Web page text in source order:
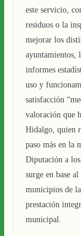
este servicio,
residuos o la
mejorar los
ayuntamientos,
informes
uso y
satisfacción
valoración que
Hidalgo, quien
paso más en la
Diputación a
surge en base
municipios de
prestación
municipal.